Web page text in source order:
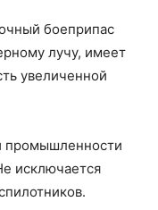
боеприпас
лучу, имеет
увеличенной
промышленности
исключается